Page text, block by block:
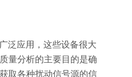
泛应用，这些设备很大
量分析的主要目的是确
取各种扰动信号源的信